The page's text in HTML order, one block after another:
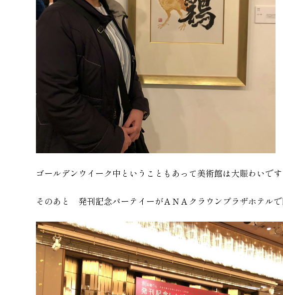
ゴールデンウイーク中ということもあって美術館は大賑わいです
そのあと 発刊記念パーテイーがＡＮＡクラウンプラザホテル